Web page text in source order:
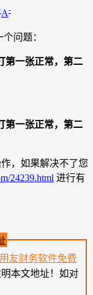
A-
问题：
第一张正常，第二
第一张正常，第二
，如果解决不了您
24239.html 进行有
用友财务软件免费
本文地址！如对